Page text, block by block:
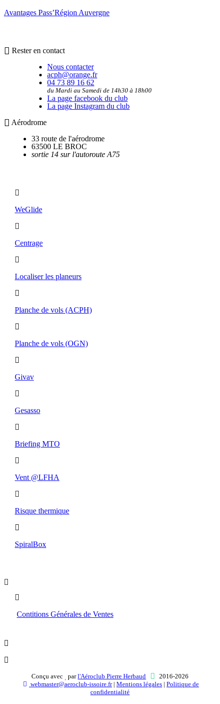
Avantages Pass’Région Auvergne
Rester en contact
Nous contacter
acph@orange.fr
04 73 89 16 62
du Mardi au Samedi de 14h30 à 18h00
La page facebook du club
La page Instagram du club
Aérodrome
33 route de l'aérodrome
63500 LE BROC
sortie 14 sur l'autoroute A75
WeGlide
Centrage
Localiser les planeurs
Planche de vols (ACPH)
Planche de vols (OGN)
Givav
Gesasso
Briefing MTO
Vent @LFHA
Risque thermique
SpiralBox
Contitions Générales de Ventes
Conçu avec parl'Aéroclub Pierre Herbaud
2016-2026
webmaster@aeroclub-issoire.fr|Mentions légales |Politique de
confidentialité